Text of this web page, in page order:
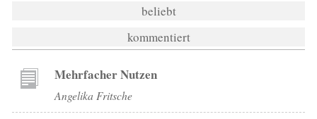
beliebt
kommentiert
Mehrfacher Nutzen
Angelika Fritsche